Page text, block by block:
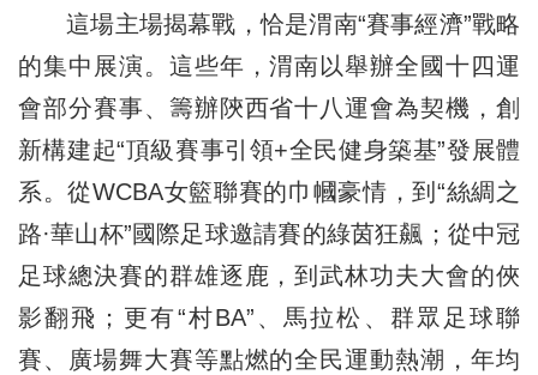
這場主場揭幕戰，恰是渭南“賽事經濟”戰略
的集中展演。這些年，渭南以舉辦全國十四運
會部分賽事、籌辦陝西省十八運會為契機，創
新構建起“頂級賽事引領+全民健身築基”發展體
系。從WCBA女籃聯賽的巾幗豪情，到“絲綢之
路·華山杯”國際足球邀請賽的綠茵狂飆；從中冠
足球總決賽的群雄逐鹿，到武林功夫大會的俠
影翻飛；更有“村BA”、馬拉松、群眾足球聯
賽、廣場舞大賽等點燃的全民運動熱潮，年均